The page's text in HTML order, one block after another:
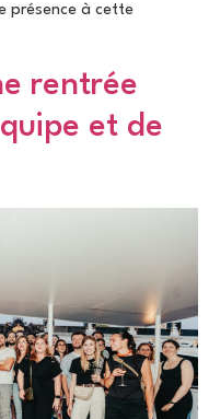
présence à cette
rentrée
et de